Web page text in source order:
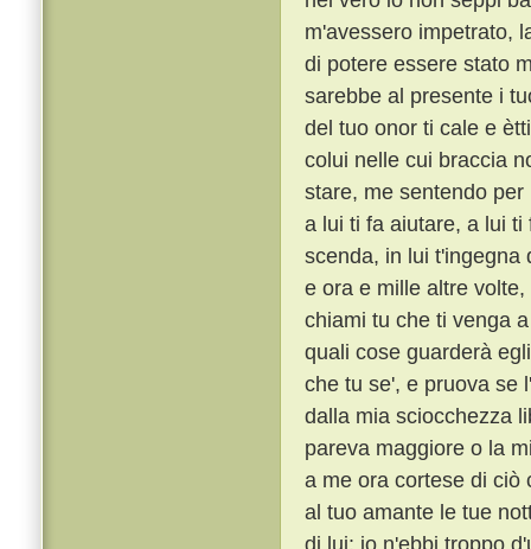
m'avessero impetrato,
di potere essere stato
sarebbe al presente i
del tuo onor ti cale e
colui nelle cui braccia
stare, me sentendo
a lui ti fa aiutare, a lui
scenda, in lui t'ingegna
e ora e mille altre
chiami tu che ti venga
quali cose guarderà
che tu se', e pruova se
dalla mia sciocchezza
pareva maggiore o la
a me ora cortese di ciò
al tuo amante le tue
di lui: io n'ebbi troppo